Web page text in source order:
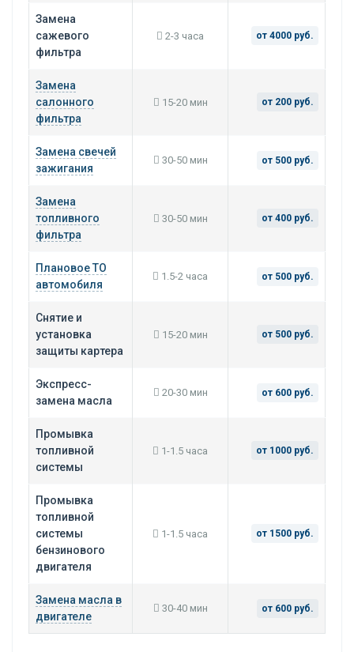
Замена
сажевого
фильтра
2-3 часа от 4000 руб.
Замена
салонного
фильтра
15-20 мин от 200 руб.
Замена свечей
зажигания
30-50 мин от 500 руб.
Замена
топливного
фильтра
30-50 мин от 400 руб.
Плановое ТО
автомобиля
1.5-2 часа от 500 руб.
Снятие и
установка
защиты картера
15-20 мин от 500 руб.
Экспресс-
замена масла
20-30 мин от 600 руб.
Промывка
топливной
системы
1-1.5 часа от 1000 руб.
Промывка
топливной
системы
бензинового
двигателя
1-1.5 часа от 1500 руб.
Замена масла в
двигателе
30-40 мин от 600 руб.